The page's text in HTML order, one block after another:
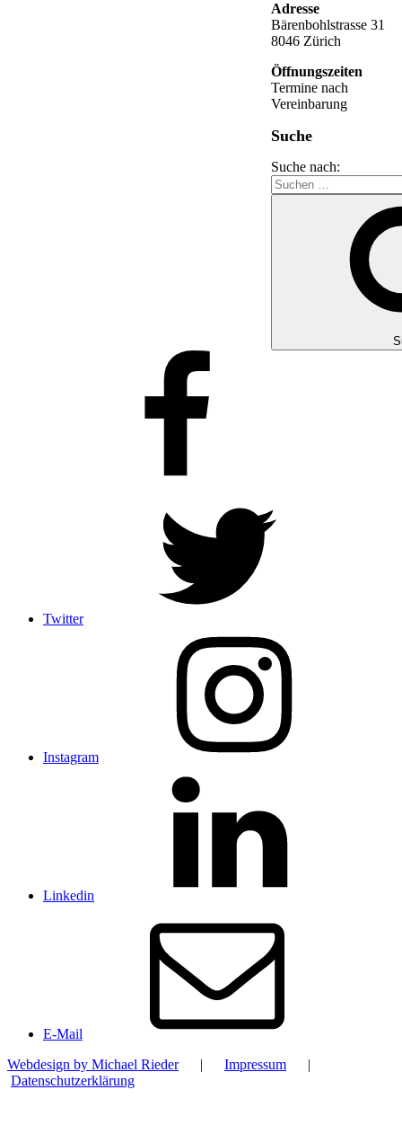
Adresse
Bärenbohlstrasse 31
8046 Zürich
Öffnungszeiten
Termine nach
Vereinbarung
Suche
Suche nach:
Twitter
Instagram
Linkedin
E-Mail
Webdesign by Michael Rieder| Impressum |
Datenschutzerklärung